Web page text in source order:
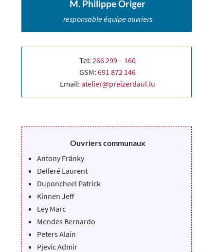
M. Philippe Origer
responsable équipe ouvriers
Tel:266 299 – 160
GSM:691 872 146
Email:atelier@preizerdaul.lu
Ouvriers communaux
Antony Fränky
Delleré Laurent
Duponcheel Patrick
Kinnen Jeff
Ley Marc
Mendes Bernardo
Peters Alain
Pjevic Admir